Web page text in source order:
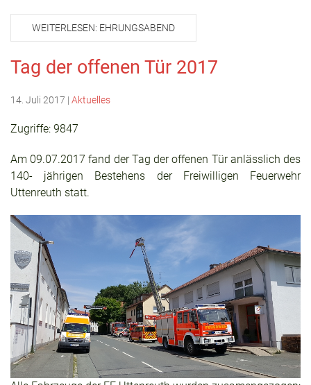
WEITERLESEN: EHRUNGSABEND
Tag der offenen Tür 2017
14. Juli 2017 | Aktuelles
Zugriffe: 9847
Am 09.07.2017 fand der Tag der offenen Tür anlässlich des
140- jährigen Bestehens der Freiwilligen Feuerwehr
Uttenreuth statt.